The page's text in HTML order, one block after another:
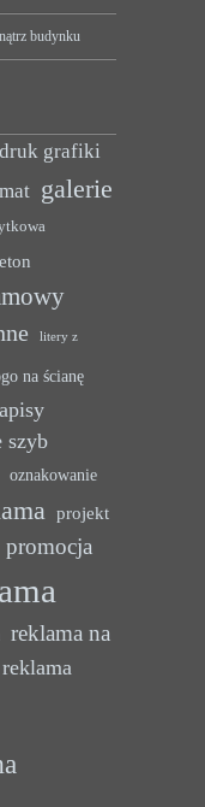
budynku
druk grafiki
galerie
litery z
na ścianę
szyb
oznakowanie
projekt
promocja
reklama na
reklama